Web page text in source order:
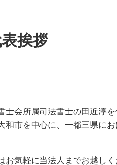
挨拶
士会所属司法書士の田近淳を
和市を中心に、一都三県にお
お気軽に当法人までお越しく